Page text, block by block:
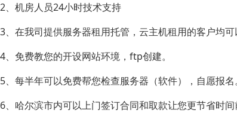
2、机房人员24小时技术支持
3、在我司提供服务器租用托管，云主机租用的客户均
4、免费教您的开设网站环境，ftp创建。
5、每半年可以免费帮您检查服务器（软件），自愿报名。
6、哈尔滨市内可以上门签订合同和取款让您更节省时